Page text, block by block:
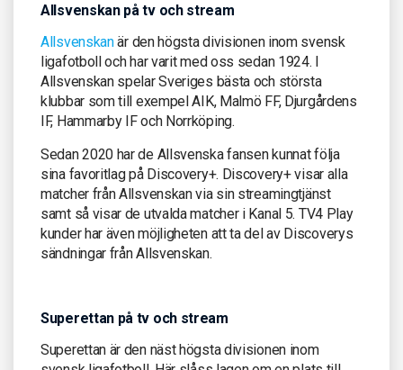
Allsvenskan på tv och stream
Allsvenskanär den högsta divisionen inom svensk
ligafotboll och har varit med oss sedan 1924. I
Allsvenskan spelar Sveriges bästa och största
klubbar som till exempel AIK, Malmö FF, Djurgårdens
IF, Hammarby IF och Norrköping.
Sedan 2020 har de Allsvenska fansen kunnat följa
sina favoritlag på Discovery+. Discovery+ visar alla
matcher från Allsvenskan via sin streamingtjänst
samt så visar de utvalda matcher i Kanal 5. TV4 Play
kunder har även möjligheten att ta del av Discoverys
sändningar från Allsvenskan.
Superettan på tv och stream
Superettan är den näst högsta divisionen inom